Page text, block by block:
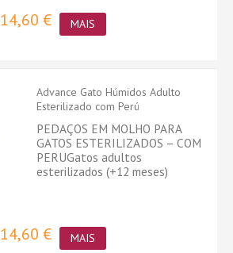
14,60 € MAIS
Advance Gato Húmidos Adulto
Esterilizado com Perú
PEDAÇOS EM MOLHO PARA
GATOS ESTERILIZADOS – COM
PERUGatos adultos
esterilizados (+12 meses)
14,60 € MAIS